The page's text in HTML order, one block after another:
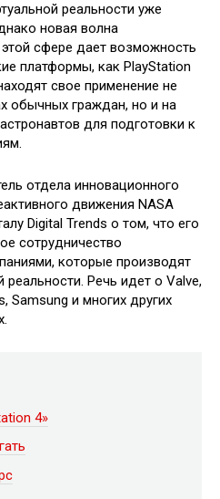
реальности уже
новая волна
сфере дает возможность
платформы, как PlayStation
свое применение не
обычных граждан, но и на
для подготовки к
отдела инновационного
движения NASA
Digital Trends о том, что его
сотрудничество
которые производят
реальности. Речь идет о Valve,
Samsung и многих других
4»